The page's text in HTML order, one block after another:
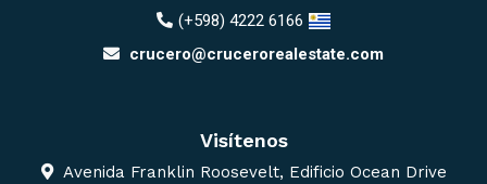
(+598) 4222 6166
crucero@crucerorealestate.com
Visítenos
Avenida Franklin Roosevelt, Edificio Ocean Drive